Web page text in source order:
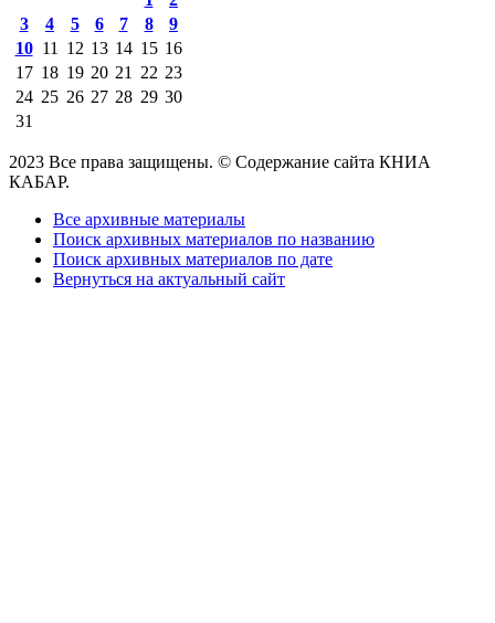
3
4 5 6 7 8
9
10 11 12 13 14 15 16
17 18 19 20 21 22 23
24 25 26 27 28 29 30
31
2023 Все права защищены. © Содержание сайта КНИА
КАБАР.
Все архивные материалы
Поиск архивных материалов по названию
Поиск архивных материалов по дате
Вернуться на актуальный сайт